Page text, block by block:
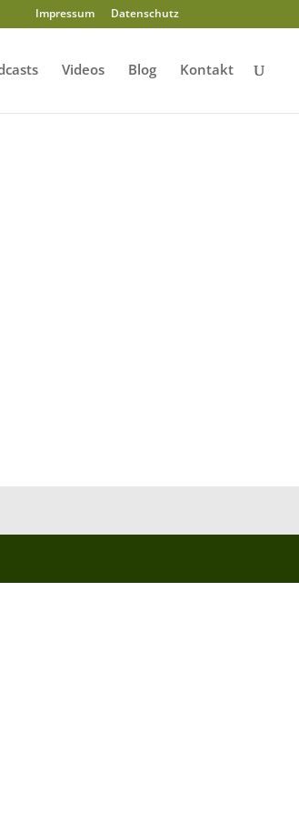
Impressum Datenschutz
Videos Blog Kontakt